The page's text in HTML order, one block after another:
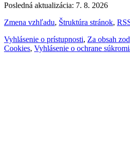
Posledná aktualizácia: 7. 8. 2026
Zmena vzhľadu, Štruktúra stránok,
Vyhlásenie o prístupnosti, Za obsah
Cookies, Vyhlásenie o ochrane